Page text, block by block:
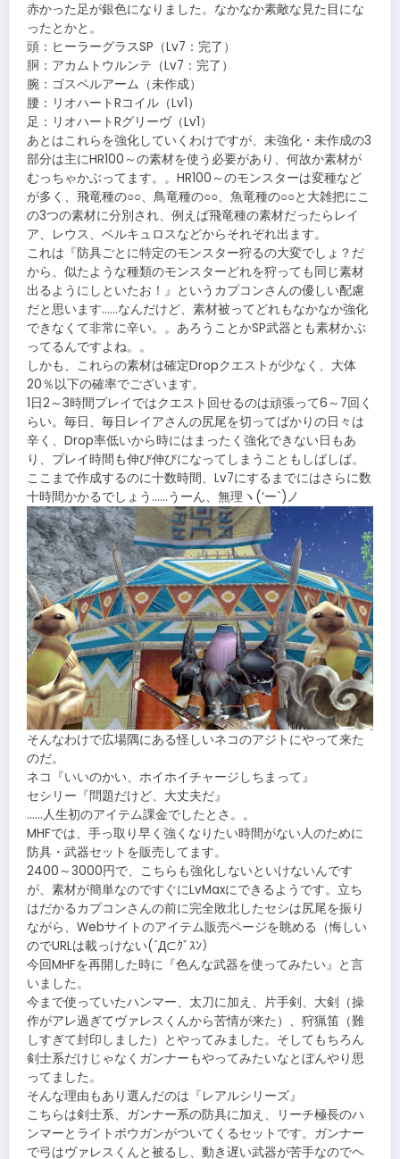
赤かった足が銀色になりました。なかなか素敵な見た目にな
ったとかと。
頭：ヒーラーグラスSP（Lv7：完了）
胴：アカムトウルンテ（Lv7：完了）
腕：ゴスペルアーム（未作成）
腰：リオハートRコイル（Lv1）
足：リオハートRグリーヴ（Lv1）
あとはこれらを強化していくわけですが、未強化・未作成の3
部分は主にHR100～の素材を使う必要があり、何故か素材が
むっちゃかぶってます。。HR100～のモンスターは変種など
が多く、飛竜種の○○、鳥竜種の○○、魚竜種の○○と大雑把にこ
の3つの素材に分別され、例えば飛竜種の素材だったらレイ
ア、レウス、ベルキュロスなどからそれぞれ出ます。
これは『防具ごとに特定のモンスター狩るの大変でしょ？だ
から、似たような種類のモンスターどれを狩っても同じ素材
出るようにしといたお！』というカプコンさんの優しい配慮
だと思います……なんだけど、素材被ってどれもなかなか強化
できなくて非常に辛い。。あろうことかSP武器とも素材かぶ
ってるんですよね。。
しかも、これらの素材は確定Dropクエストが少なく、大体
20％以下の確率でございます。
1日2～3時間プレイではクエスト回せるのは頑張って6～7回く
らい。毎日、毎日レイアさんの尻尾を切ってばかりの日々は
辛く、Drop率低いから時にはまったく強化できない日もあ
り、プレイ時間も伸び伸びになってしまうこともしばしば。
ここまで作成するのに十数時間、Lv7にするまでにはさらに数
十時間かかるでしょう……うーん、無理ヽ(‘ー`)ノ
そんなわけで広場隅にある怪しいネコのアジトにやって来た
のだ。
ネコ『いいのかい、ホイホイチャージしちまって』
セシリー『問題だけど、大丈夫だ』
……人生初のアイテム課金でしたとさ。。
MHFでは、手っ取り早く強くなりたい時間がない人のために
防具・武器セットを販売してます。
2400～3000円で、こちらも強化しないといけないんです
が、素材が簡単なのですぐにLvMaxにできるようです。立ち
はだかるカプコンさんの前に完全敗北したセシは尻尾を振り
ながら、Webサイトのアイテム販売ページを眺める（悔しい
のでURLは載っけない(´Д⊂ｸﾞｽﾝ）
今回MHFを再開した時に『色んな武器を使ってみたい』と言
いました。
今まで使っていたハンマー、太刀に加え、片手剣、大剣（操
作がアレ過ぎてヴァレスくんから苦情が来た）、狩猟笛（難
しすぎて封印しました）とやってみました。そしてもちろん
剣士系だけじゃなくガンナーもやってみたいなとぼんやり思
ってました。
そんな理由もあり選んだのは『レアルシリーズ』
こちらは剣士系、ガンナー系の防具に加え、リーチ極長のハ
ンマーとライトボウガンがついてくるセットです。ガンナー
で弓はヴァレスくんと被るし、動き遅い武器が苦手なのでヘ